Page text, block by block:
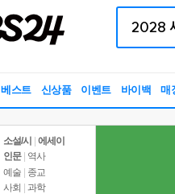
베스트 신상품 이벤트 바이백 매
소설/시
에세이
인문
역사
예술 | 종교
사회 | 과학